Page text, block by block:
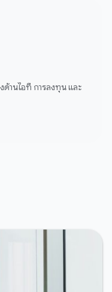
ด้านไอที การลงทุน และ